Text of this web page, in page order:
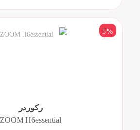
رکوردر
ZOOM H6essential
5%